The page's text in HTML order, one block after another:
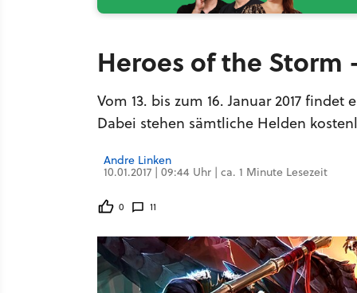
Heroes of the Storm
Vom 13. bis zum 16. Januar 2017
Dabei stehen sämtliche Helden
Andre Linken
10.01.2017 | 09:44 Uhr | ca. 1 Minute Lesezeit
0 11